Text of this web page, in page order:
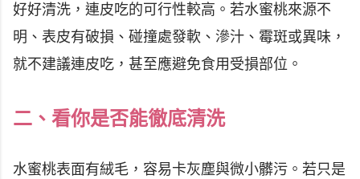
好好清洗，連皮吃的可行性較高。若水蜜桃來源不
明、表皮有破損、碰撞處發軟、滲汁、霉斑或異味，
就不建議連皮吃，甚至應避免食用受損部位。
二、看你是否能徹底清洗
水蜜桃表面有絨毛，容易卡灰塵與微小髒污。若只是